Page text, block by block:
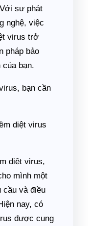
sự phát
nghệ, việc
virus trở
pháp bảo
bạn.
bạn cần
diệt virus
diệt virus,
mình một
cầu và điều
nay, có
được cung